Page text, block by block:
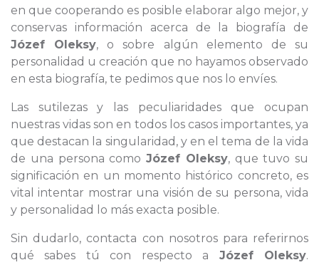
en que cooperando es posible elaborar algo mejor, y
conservas información acerca de la biografía de
Józef Oleksy, o sobre algún elemento de su
personalidad u creación que no hayamos observado
en esta biografía, te pedimos que nos lo envíes.
Las sutilezas y las peculiaridades que ocupan
nuestras vidas son en todos los casos importantes, ya
que destacan la singularidad, y en el tema de la vida
de una persona como Józef Oleksy, que tuvo su
significación en un momento histórico concreto, es
vital intentar mostrar una visión de su persona, vida
y personalidad lo más exacta posible.
Sin dudarlo, contacta con nosotros para referirnos
qué sabes tú con respecto a Józef Oleksy.